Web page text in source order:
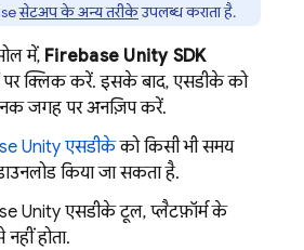
सेटअप के अन्य तरीकेउपलब्ध कराता है.
में, Firebase UnitySDK
पर क्लिक करें. इसके बाद, एसडीके को
जगह पर अनज़िप करें.
Unity एसडीकेको किसी भी समय
किया जा सकता है.
Unity एसडीके टूल, प्लैटफ़ॉर्म के
नहीं होता.